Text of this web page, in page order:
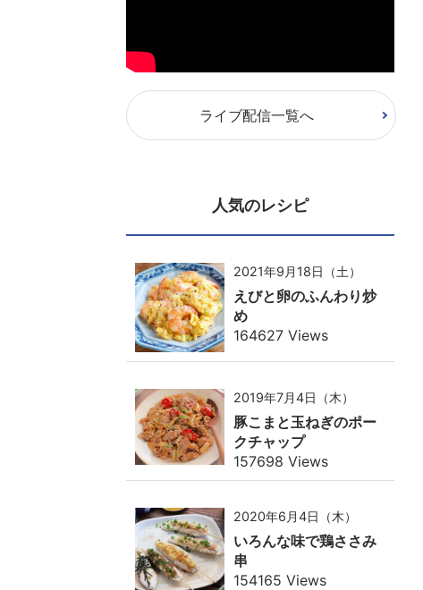
ライブ配信一覧へ
人気のレシピ
2021年9月18日（土）
えびと卵のふんわり炒
め
164627 Views
2019年7月4日（木）
豚こまと玉ねぎのポー
クチャップ
157698 Views
2020年6月4日（木）
いろんな味で鶏ささみ
串
154165 Views